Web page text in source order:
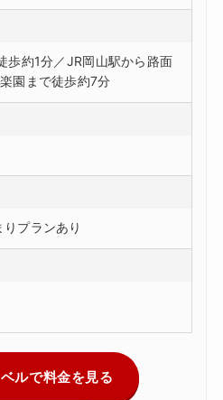
歩約1分／JR岡山駅から路面
園まで徒歩約7分
プランあり
ルで料金を見る